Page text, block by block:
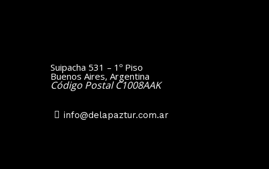
Suipacha 531 – 1º Piso
Buenos Aires, Argentina
Código Postal C1008AAK
info@delapaztur.com.ar